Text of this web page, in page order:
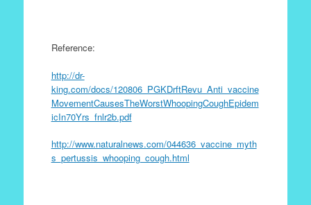
Reference:
http://dr-
king.com/docs/120806_PGKDrftRevu_Anti_vaccine
MovementCausesTheWorstWhoopingCoughEpidem
icIn70Yrs_fnlr2b.pdf
http://www.naturalnews.com/044636_vaccine_myth
s_pertussis_whooping_cough.html